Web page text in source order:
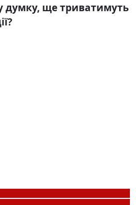
думку, ще триватимуть